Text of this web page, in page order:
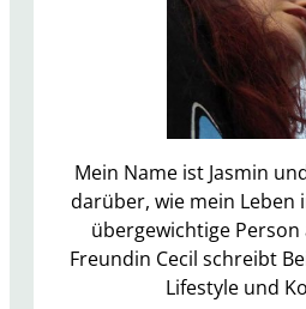
b
r
a
t
e
n
Mein Name ist Jasmin
darüber, wie mein Leben
übergewichtige
Freundin Cecil schreibt
Lifestyle und